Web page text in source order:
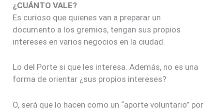
¿CUÁNTO VALE?
Es curioso que quienes van a preparar un
documento a los gremios, tengan sus propios
intereses en varios negocios en la ciudad.
Lo del Porte si que les interesa. Además, no es una
forma de orientar ¿sus propios intereses?
O, será que lo hacen como un “aporte voluntario” por